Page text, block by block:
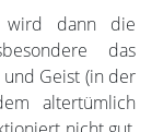
wird dann die
das
Geist (in der
altertümlich